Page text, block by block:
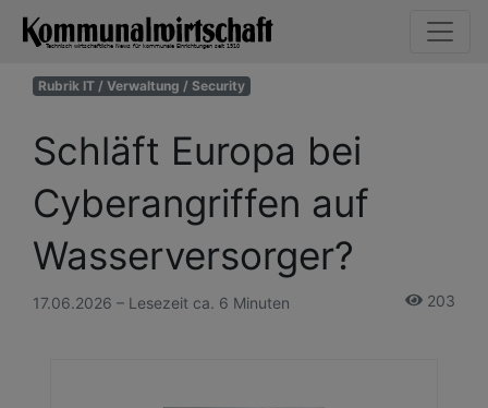
Rubrik IT / Verwaltung / Security
Schläft Europa bei
Cyberangriffen auf
Wasserversorger?
17.06.2026 – Lesezeit ca. 6 Minuten 203